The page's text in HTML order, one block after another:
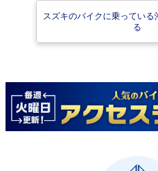
スズキのバイクに乗っている
る